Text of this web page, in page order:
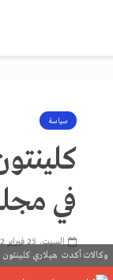
سياسة
في
السبت، 25 فبراير 2012، 2:31 ص
وكالات أكدت هيلاري